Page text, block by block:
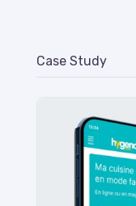
Case Study